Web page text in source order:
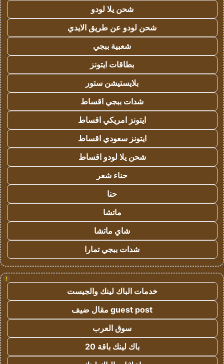
شحن يلا لودو
شحن لودو عن طريق الايدي
شعبية ببجي
بطاقات ايتونز
بلايستيشن ستور
شدات ببجي اقساط
ايتونز امريكي اقساط
ايتونز سعودي اقساط
شحن يلا لودو اقساط
حناء شعر
حنا
ماتشا
شاي ماتشا
شدات ببجي تمارا
!
خدمات الباك لينك والجيست
guest post مقال ضيف
سوق العرب
باك لينك باقة 20